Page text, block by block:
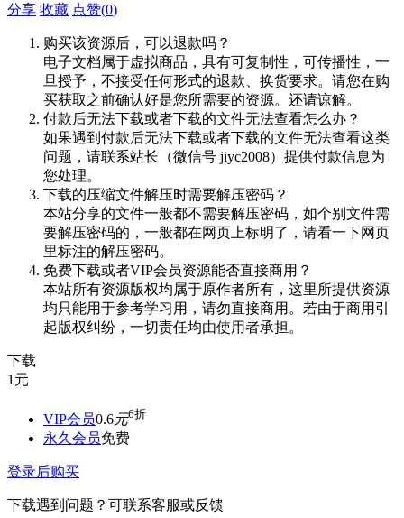
分享 收藏 点赞(0)
购买该资源后，可以退款吗？
电子文档属于虚拟商品，具有可复制性，可传播性，一
旦授予，不接受任何形式的退款、换货要求。请您在购
买获取之前确认好是您所需要的资源。还请谅解。
付款后无法下载或者下载的文件无法查看怎么办？
如果遇到付款后无法下载或者下载的文件无法查看这类
问题，请联系站长（微信号 jiyc2008）提供付款信息为
您处理。
下载的压缩文件解压时需要解压密码？
本站分享的文件一般都不需要解压密码，如个别文件需
要解压密码的，一般都在网页上标明了，请看一下网页
里标注的解压密码。
免费下载或者VIP会员资源能否直接商用？
本站所有资源版权均属于原作者所有，这里所提供资源
均只能用于参考学习用，请勿直接商用。若由于商用引
起版权纠纷，一切责任均由使用者承担。
下载
1 元
VIP会员0.6元6折
永久会员免费
登录后购买
下载遇到问题？可联系客服或反馈